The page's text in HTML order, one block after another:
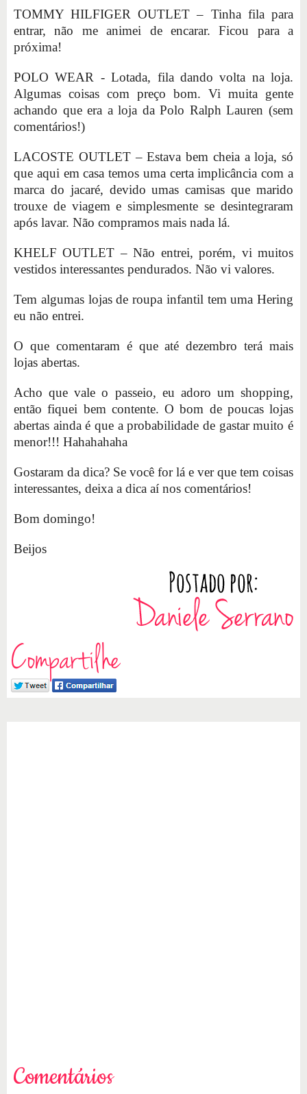
TOMMY HILFIGER OUTLET – Tinha fila para
entrar, não me animei de encarar. Ficou para a
próxima!
POLO WEAR - Lotada, fila dando volta na loja.
Algumas coisas com preço bom. Vi muita gente
achando que era a loja da Polo Ralph Lauren (sem
comentários!)
LACOSTE OUTLET – Estava bem cheia a loja, só
que aqui em casa temos uma certa implicância com a
marca do jacaré, devido umas camisas que marido
trouxe de viagem e simplesmente se desintegraram
após lavar. Não compramos mais nada lá.
KHELF OUTLET – Não entrei, porém, vi muitos
vestidos interessantes pendurados. Não vi valores.
Tem algumas lojas de roupa infantil tem uma Hering
eu não entrei.
O que comentaram é que até dezembro terá mais
lojas abertas.
Acho que vale o passeio, eu adoro um shopping,
então fiquei bem contente. O bom de poucas lojas
abertas ainda é que a probabilidade de gastar muito é
menor!!! Hahahahaha
Gostaram da dica? Se você for lá e ver que tem coisas
interessantes, deixa a dica aí nos comentários!
Bom domingo!
Beijos
Compartilhe
Comentários